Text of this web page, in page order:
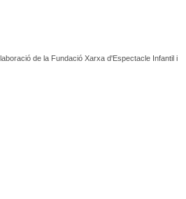
de la Fundació Xarxa d'Espectacle Infantil i